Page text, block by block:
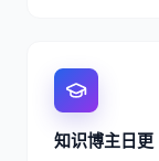
知识博主日更